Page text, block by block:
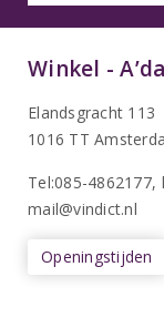
Winkel -
Elandsgracht 113
1016 TT
Tel:085-4862177,
mail@vindict.nl
Openingstijden